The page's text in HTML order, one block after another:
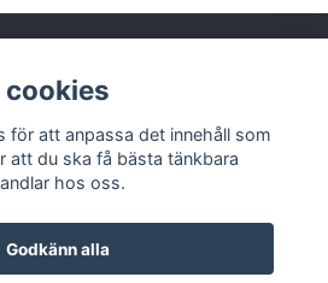
cookies
för att anpassa det innehåll som
att du ska få bästa tänkbara
hos oss.
Godkänn alla